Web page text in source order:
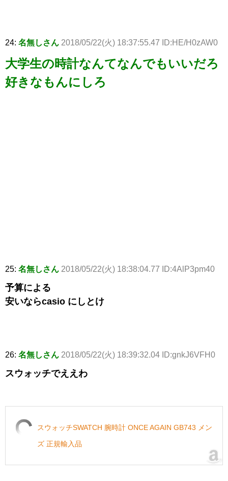
24: 名無しさん 2018/05/22(火) 18:37:55.47 ID:HE/H0zAW0
大学生の時計なんてなんでもいいだろ
好きなもんにしろ
25: 名無しさん 2018/05/22(火) 18:38:04.77 ID:4AlP3pm40
予算による
安いならcasio にしとけ
26: 名無しさん 2018/05/22(火) 18:39:32.04 ID:gnkJ6VFH0
スウォッチでええわ
スウォッチSWATCH 腕時計 ONCE AGAIN GB743 メン
ズ 正規輸入品